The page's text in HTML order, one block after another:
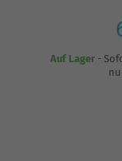
Auf Lager -